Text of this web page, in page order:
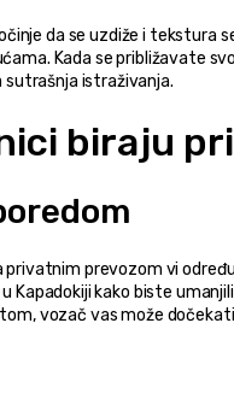
da se uzdiže i tekstura
Kada se približavate
sutrašnja istraživanja.
biraju
privatnim prevozom vi
kako biste
vozač vas može